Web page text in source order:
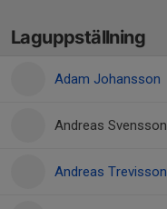
Laguppställning
Adam Johansson
Andreas Svensson
Andreas Trevisson